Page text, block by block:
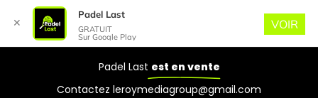
Padel Last est en vente
Contactez leroymediagroup@gmail.com
✕
Padel Last
GRATUIT
Sur Google Play
VOIR